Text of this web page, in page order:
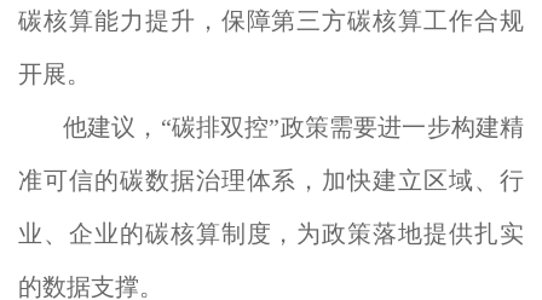
碳核算能力提升，保障第三方碳核算工作合规
开展。
他建议，“碳排双控”政策需要进一步构建精
准可信的碳数据治理体系，加快建立区域、行
业、企业的碳核算制度，为政策落地提供扎实
的数据支撑。